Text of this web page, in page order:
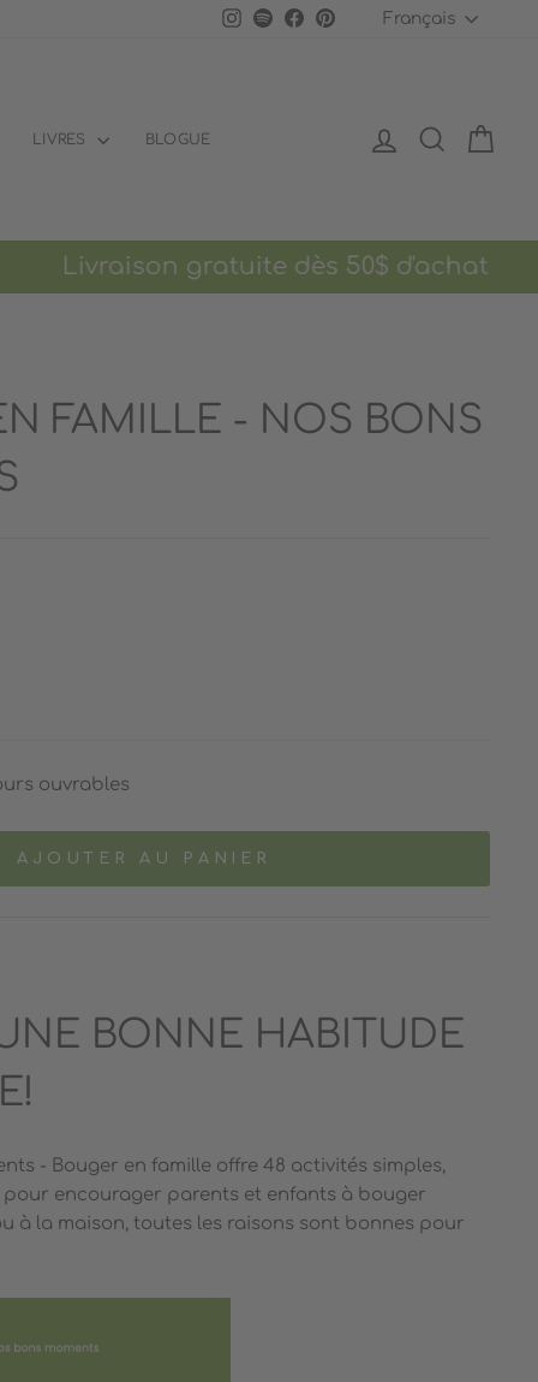
Instagram
SpotifyFacebook
PinterestFrançais
LIVRES BLOGUE SE CONNECTER
gratuite dès 50$ d'achat
FAMILLE - NOS BONS
ouvrables
AJOUTER AU PANIER
BONNE HABITUDE
- Bouger en famille offre 48 activités simples,
encourager parents et enfants à bouger
à la maison, toutes les raisons sont bonnes pour